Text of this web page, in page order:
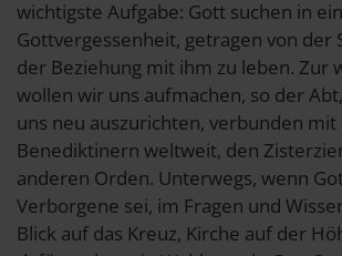
wichtigste Aufgabe: Gott suchen in
Gottvergessenheit, getragen von der
der Beziehung mit ihm zu leben. Zur
wollen wir uns aufmachen, so der
uns neu auszurichten, verbunden mit
Benediktinern weltweit, den
anderen Orden. Unterwegs, wenn
Verborgene sei, im Fragen und
Blick auf das Kreuz, Kirche auf der